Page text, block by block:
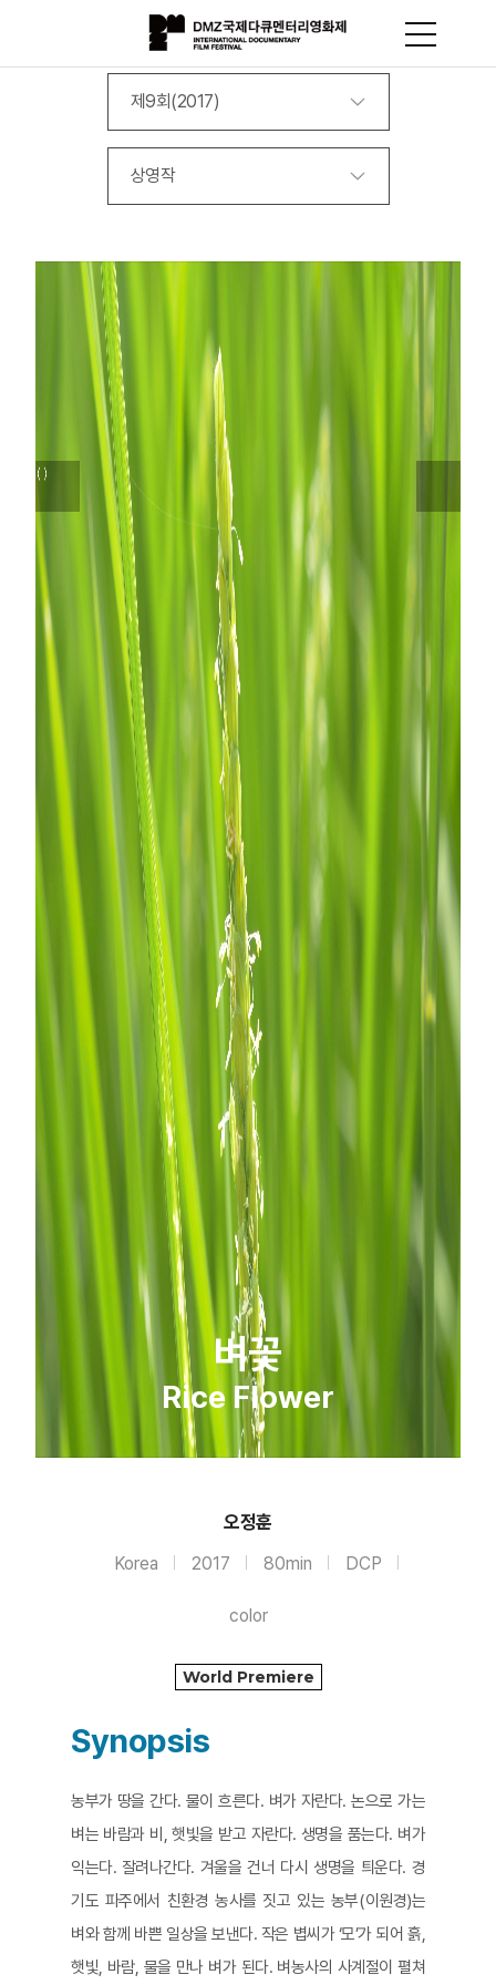
제9회(2017)
상영작
벼꽃
Rice Flower
오정훈
Korea 2017 80min DCP
color
World Premiere
Synopsis
농부가 땅을 간다. 물이 흐른다. 벼가 자란다. 논으로 가는
벼는 바람과 비, 햇빛을 받고 자란다. 생명을 품는다. 벼가
익는다. 잘려나간다. 겨울을 건너 다시 생명을 틔운다. 경
기도 파주에서 친환경 농사를 짓고 있는 농부(이원경)는
벼와 함께 바쁜 일상을 보낸다. 작은 볍씨가 ‘모’가 되어 흙,
햇빛, 바람, 물을 만나 벼가 된다. 벼농사의 사계절이 펼쳐